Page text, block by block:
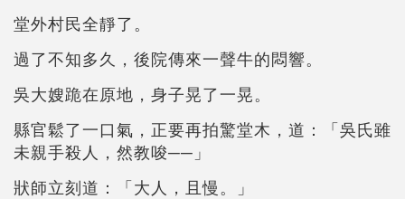
堂外村民全靜了。
過了不知多久，後院傳來一聲牛的悶響。
吳大嫂跪在原地，身子晃了一晃。
縣官鬆了一口氣，正要再拍驚堂木，道：「吳氏雖
未親手殺人，然教唆──」
狀師立刻道：「大人，且慢。」